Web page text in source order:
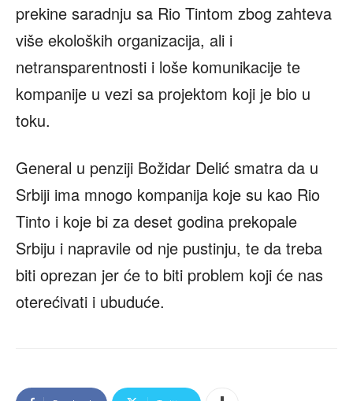
prekine saradnju sa Rio Tintom zbog zahteva
više ekoloških organizacija, ali i
netransparentnosti i loše komunikacije te
kompanije u vezi sa projektom koji je bio u
toku.
General u penziji Božidar Delić smatra da u
Srbiji ima mnogo kompanija koje su kao Rio
Tinto i koje bi za deset godina prekopale
Srbiju i napravile od nje pustinju, te da treba
biti oprezan jer će to biti problem koji će nas
oterećivati i ubuduće.